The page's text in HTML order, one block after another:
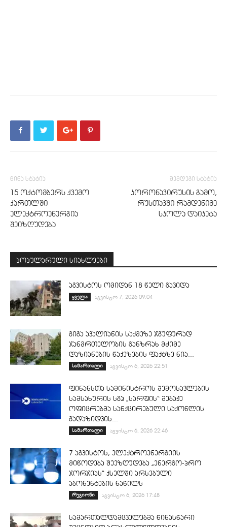
წინა სტატია
15 ოქტომბერს ქვემო
ქართლში
ელექტროენერგია
შეიზღუდება
შემდეგი სტატია
კორონავირუსის გამო,
რუსთავში რამდენიმე
სკოლა დაიკეტა
პოპულარული სიახლეები
აგვისტოს ომიდან 18 წელი გავიდა
ყველა აგვისტო 7, 2026 09:04
გიგა ავალიანის საქმეზე ჯგუფურად
ჯანმრთელობის განზრახ მძიმე
დაზიანების წაქეზების ფაქტზე ნია...
სამართალი აგვისტო 6, 2026 22:51
ფინანსთა სამინისტროს შემოსავლების
სამსახურის სგპ „სარფის“ მებაჟე
ოფიცრებმა სანქცირებული საქონლის
გადაზიდვის...
სამართალი აგვისტო 6, 2026 22:46
7 აგვისტოს, ელექტროენერგიის
მიწოდება შეეზღუდება „ენერგო-პრო
ჯორჯიას“ ქსელში არსებული
აბონენტების ნაწილს
რეგიონი აგვისტო 6, 2026 17:48
სამართალდამცველებმა წინასწარი